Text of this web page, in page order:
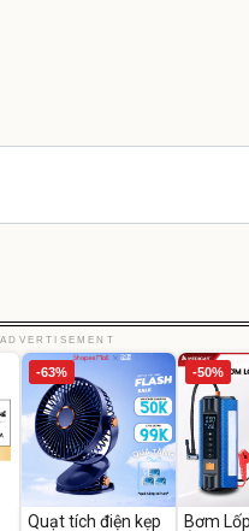
ADVERTISEMENT
-63%
Quạt tích điện kẹp
-50%
Bơm